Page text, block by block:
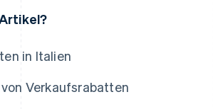
in Italien
Verkaufsrabatten